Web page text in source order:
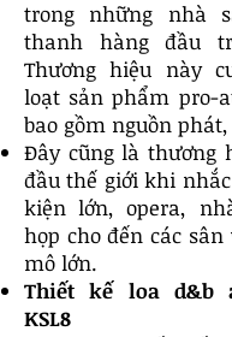
trong những nhà
thanh hàng đầu
Thương hiệu này
loạt sản phẩm pro-
bao gồm nguồn
Đây cũng là thương
đầu thế giới khi
kiện lớn, opera,
họp cho đến các
mô lớn.
Thiết kế loa d&b
KSL8